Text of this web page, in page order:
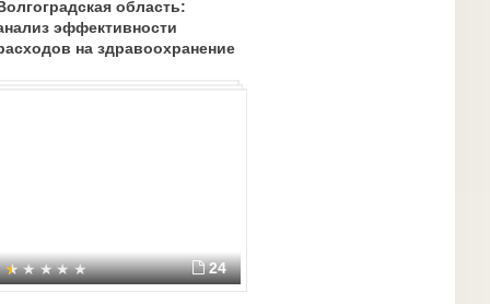
область:
эффективности
на здравоохранение
24